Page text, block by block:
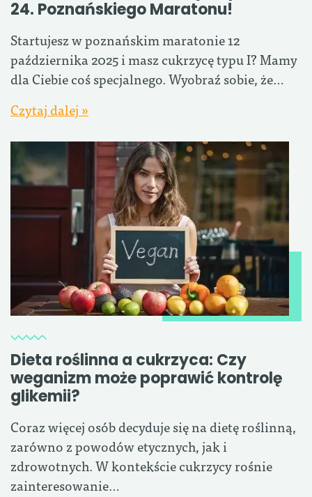
24. Poznańskiego Maratonu!
Startujesz w poznańskim maratonie 12
października 2025 i masz cukrzycę typu I? Mamy
dla Ciebie coś specjalnego. Wyobraź sobie, że…
Czytaj dalej »
Dieta roślinna a cukrzyca: Czy
weganizm może poprawić kontrolę
glikemii?
Coraz więcej osób decyduje się na dietę roślinną,
zarówno z powodów etycznych, jak i
zdrowotnych. W kontekście cukrzycy rośnie
zainteresowanie…